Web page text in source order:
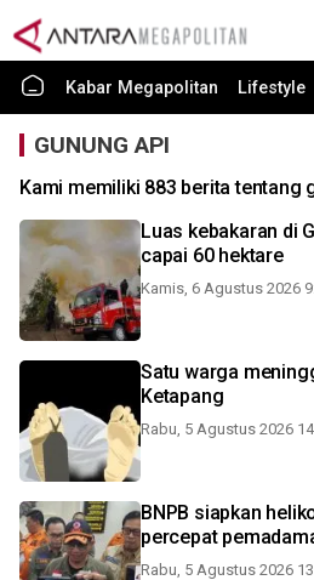
Kabar Megapolitan Lifestyle
GUNUNG API
Kami memiliki 883 berita tentang
Luas kebakaran di
capai 60 hektare
Kamis, 6 Agustus 2026
Satu warga
Ketapang
Rabu, 5 Agustus 2026
BNPB siapkan
percepat
Rabu, 5 Agustus 2026